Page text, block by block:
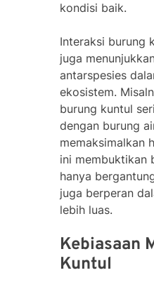
kondisi baik.
Interaksi burung
juga
antarspesies
ekosistem.
burung kuntul
dengan burung
memaksimalkan
ini membuktikan
hanya
juga berperan
lebih luas.
Kebiasaan
Kuntul